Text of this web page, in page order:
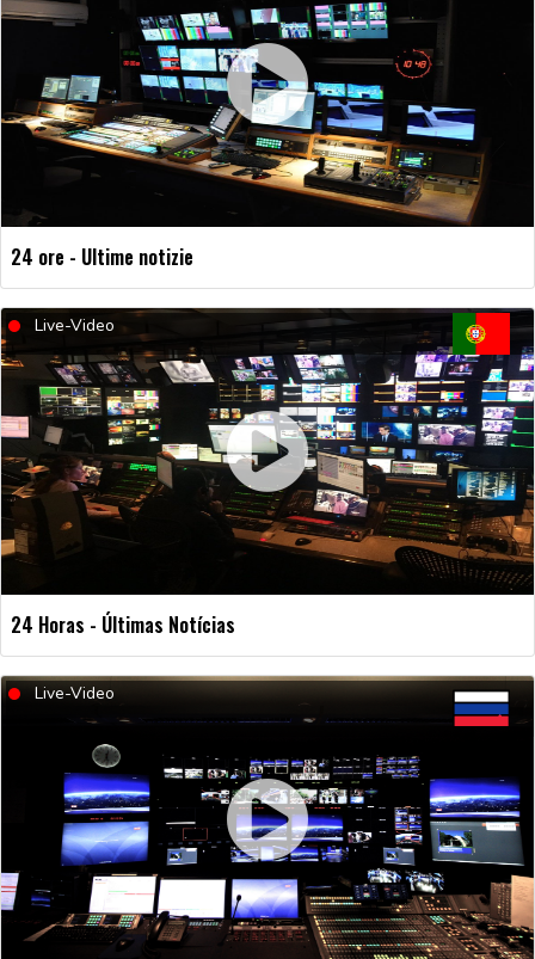
24 ore - Ultime notizie
Live-Video
24 Horas - Últimas Notícias
Live-Video